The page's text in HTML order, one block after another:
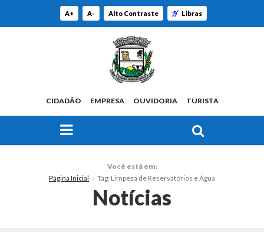
A+ A- Alto Contraste Libras
CIDADÃO EMPRESA OUVIDORIA TURISTA
Você está em:
Página Inicial
Tag: Limpeza de Reservatórios e Água
Notícias